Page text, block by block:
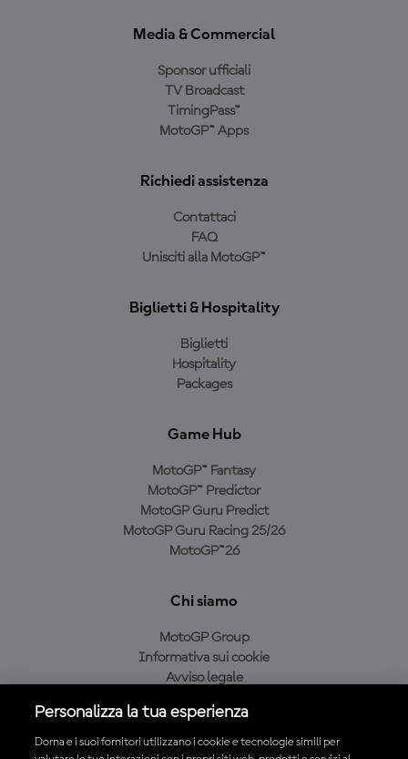
Media & Commercial
Sponsor ufficiali
TV Broadcast
TimingPass™
MotoGP™ Apps
Richiedi assistenza
Contattaci
FAQ
Unisciti alla MotoGP™
Biglietti & Hospitality
Biglietti
Hospitality
Packages
Game Hub
MotoGP™ Fantasy
MotoGP™ Predictor
MotoGP Guru Predict
MotoGP Guru Racing 25/26
MotoGP™26
Chi siamo
MotoGP Group
Informativa sui cookie
Avviso legale
Condizioni di acquisto
Personalizza la tua esperienza
Dorna e i suoi fornitori utilizzano i cookie e tecnologie simili per